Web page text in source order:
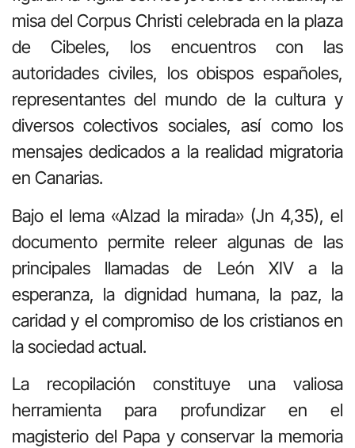
misa del Corpus Christi celebrada en la plaza
de Cibeles, los encuentros con las
autoridades civiles, los obispos españoles,
representantes del mundo de la cultura y
diversos colectivos sociales, así como los
mensajes dedicados a la realidad migratoria
en Canarias.
Bajo el lema «Alzad la mirada» (Jn 4,35), el
documento permite releer algunas de las
principales llamadas de León XIV a la
esperanza, la dignidad humana, la paz, la
caridad y el compromiso de los cristianos en
la sociedad actual.
La recopilación constituye una valiosa
herramienta para profundizar en el
magisterio del Papa y conservar la memoria